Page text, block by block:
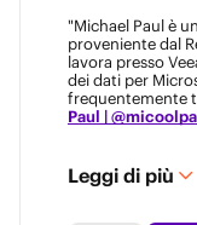
"Michael Paul è
proveniente dal
lavora presso
dei dati per
frequentemente
Paul |
Leggi di più